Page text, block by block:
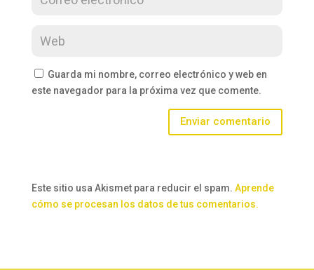
Guarda mi nombre, correo electrónico y web en
este navegador para la próxima vez que comente.
Enviar comentario
Este sitio usa Akismet para reducir el spam. Aprende
cómo se procesan los datos de tus comentarios.